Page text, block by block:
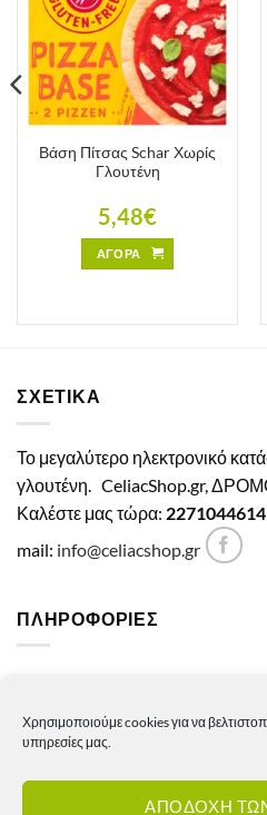
Χρησιμοποιούμε cookies για να
υπηρεσίες μας.
ΑΠΟΔΟΧΗ ΤΩΝ
Βάση Πίτσας Schar Χωρίς
Γλουτένη
5,48€
ΑΓΟΡΑ
ΣΧΕΤΙΚΑ
Το μεγαλύτερο ηλεκτρονικό
γλουτένη. CeliacShop.gr,
Καλέστε μας τώρα: 2271044614
mail: info@celiacshop.gr
ΠΛΗΡΟΦΟΡΙΕΣ
Πολιτική Απορρήτου